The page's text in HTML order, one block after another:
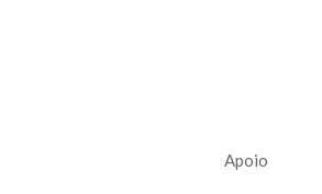
Apoio